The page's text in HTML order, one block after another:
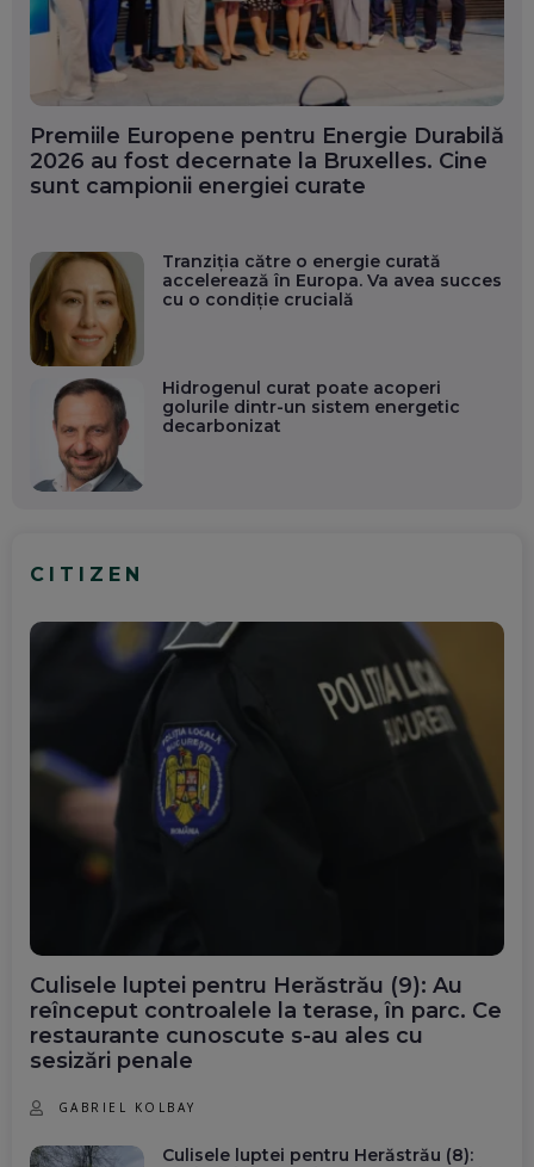
Premiile Europene pentru Energie Durabilă
2026 au fost decernate la Bruxelles. Cine
sunt campionii energiei curate
Tranziția către o energie curată
accelerează în Europa. Va avea succes
cu o condiție crucială
Hidrogenul curat poate acoperi
golurile dintr-un sistem energetic
decarbonizat
CITIZEN
Culisele luptei pentru Herăstrău (9): Au
reînceput controalele la terase, în parc. Ce
restaurante cunoscute s-au ales cu
sesizări penale
GABRIEL KOLBAY
Culisele luptei pentru Herăstrău (8):